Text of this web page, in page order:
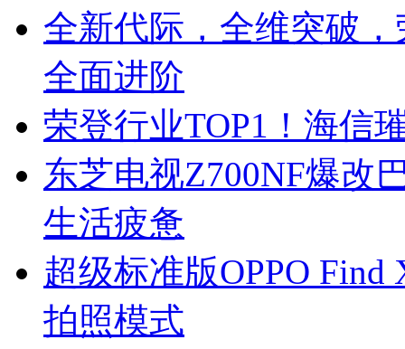
全新代际，全维突破
全面进阶
荣登行业TOP1！海信
东芝电视Z700NF爆改
生活疲惫
超级标准版OPPO
拍照模式